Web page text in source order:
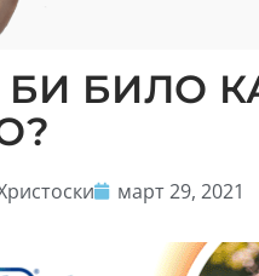
БИ БИЛО
март 29, 2021